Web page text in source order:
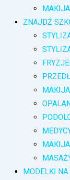
ZNAJDŹ
MODELKI NA